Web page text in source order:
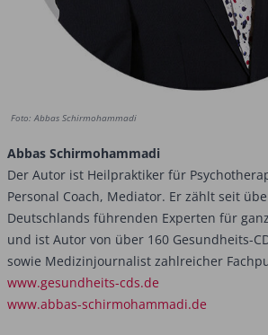
Foto: Abbas Schirmohammadi
Abbas Schirmohammadi
Der Autor ist Heilpraktiker für
Personal Coach, Mediator. Er zählt seit
Deutschlands führenden Experten für
und ist Autor von über 160 Gesundheits-
sowie Medizinjournalist zahlreicher
www.gesundheits-cds.de
www.abbas-schirmohammadi.de